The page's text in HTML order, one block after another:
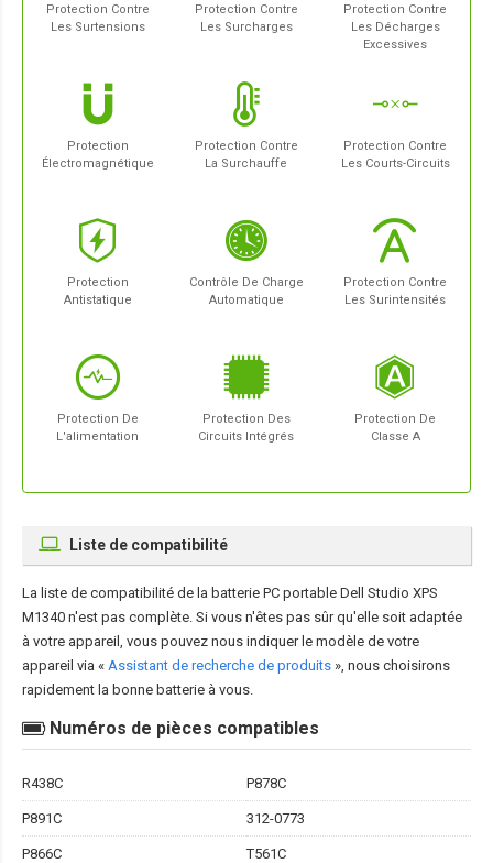
Protection Contre
Les Surtensions
Protection Contre
Les Surcharges
Protection Contre
Les Décharges
Excessives
Protection
Électromagnétique
Protection Contre
La Surchauffe
Protection Contre
Les Courts-Circuits
Protection
Antistatique
Contrôle De Charge
Automatique
Protection Contre
Les Surintensités
Protection De
L'alimentation
Protection Des
Circuits Intégrés
Protection De
Classe A
Liste de compatibilité
La liste de compatibilité de la batterie PC portable Dell Studio XPS
M1340 n'est pas complète. Si vous n'êtes pas sûr qu'elle soit adaptée
à votre appareil, vous pouvez nous indiquer le modèle de votre
appareil via « Assistant de recherche de produits », nous choisirons
rapidement la bonne batterie à vous.
Numéros de pièces compatibles
R438C P878C
P891C 312-0773
P866C T561C